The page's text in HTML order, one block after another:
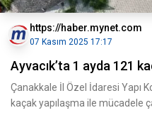
https://haber.mynet.com
07 Kasım 2025 17:17
Ayvacık’ta 1 ayda 121
Çanakkale İl Özel İdaresi Yapı
kaçak yapılaşma ile mücadele